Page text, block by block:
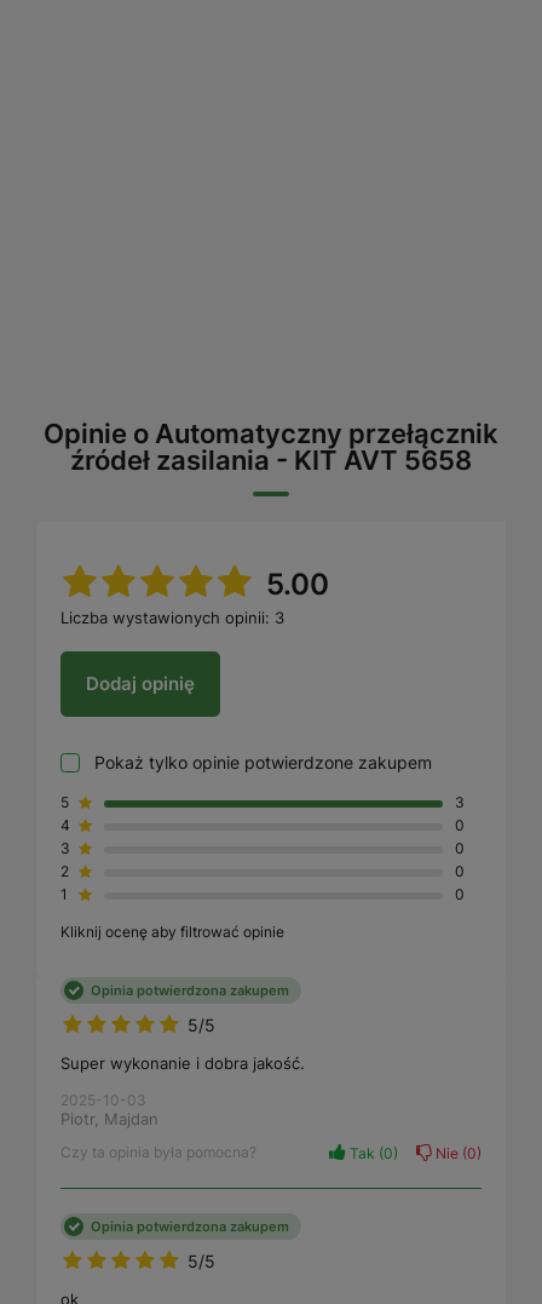
Opinie o Automatyczny przełącznik
źródeł zasilania - KIT AVT 5658
5.00
Liczba wystawionych opinii: 3
Dodaj opinię
Pokaż tylko opinie potwierdzone zakupem
5
3
4
0
3
0
2
0
1
0
Kliknij ocenę aby filtrować opinie
5/5
Opinia potwierdzona zakupem
Super wykonanie i dobra jakość.
2025-10-03
Piotr, Majdan
Czy ta opinia była pomocna? Tak 0 Nie 0
5/5
Opinia potwierdzona zakupem
ok